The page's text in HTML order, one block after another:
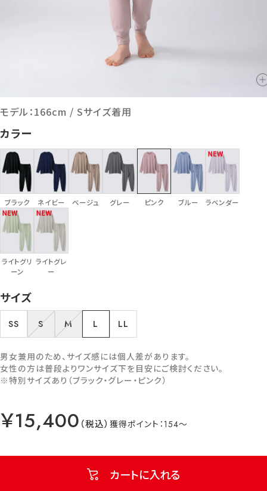
モデル：166cm / Sサイズ着用
カラー
ブラック ネイビー ベージュ グレー ピンク ブルー ラベンダー
ライトグリ
ーン
ライトグレ
ー
サイズ
SS S M L LL
￥15,400 154
カートに入れる
男女兼用のため、サイズ感には個人差があります。
女性の方は普段よりワンサイズ下を目安にご検討ください。
※特別サイズあり（ブラック・グレー・ピンク）